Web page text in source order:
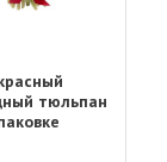
тюльпан